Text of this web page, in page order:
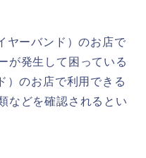
ヤーバンド）のお店で
が発生して困っている
）のお店で利用できる
などを確認されるとい